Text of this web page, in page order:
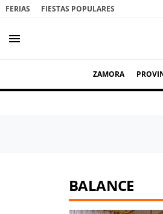
FERIAS FIESTAS POPULARES
menu
ZAMORA
BALANCE